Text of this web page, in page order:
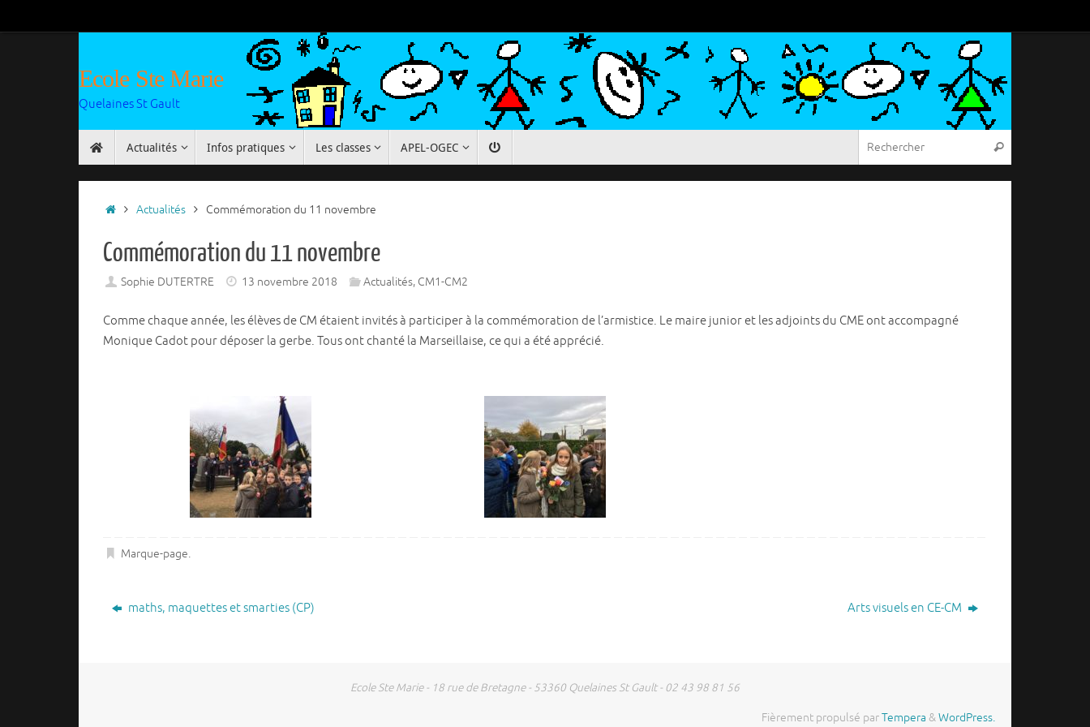
au
Ecole Ste Marie
Quelaines St Gault
Actualités Infos pratiques Les classes APEL-OGEC Rechercher
Accueil
Actualités Commémoration du 11 novembre
Commémoration du 11 novembre
Sophie DUTERTRE 13 novembre 2018 Actualités, CM1-CM2
Comme chaque année, les élèves de CM étaient invités à participer à la commémoration de l’armistice. Le maire junior et les adjoints du CME ont accompagné
Monique Cadot pour déposer la gerbe. Tous ont chanté la Marseillaise, ce qui a été apprécié.
Marque-page.
maths, maquettes et smarties (CP) Arts visuels en CE-CM
Ecole Ste Marie - 18 rue de Bretagne - 53360 Quelaines St Gault - 02 43 98 81 56
Fièrement propulsé parTempera &WordPress.